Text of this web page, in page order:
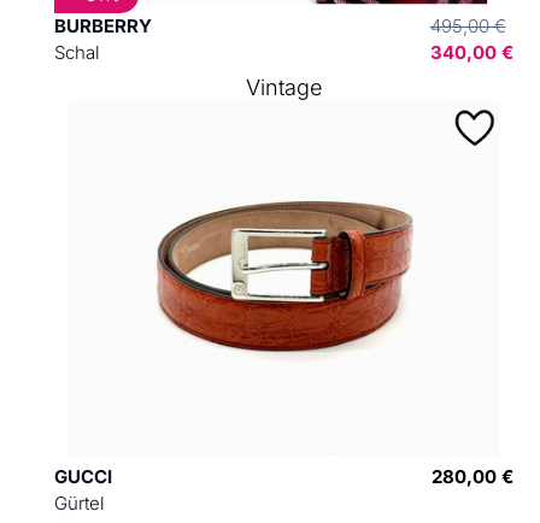
BURBERRY
Schal
495,00 €
340,00 €
GUCCI
Gürtel
280,00 €
Vintage